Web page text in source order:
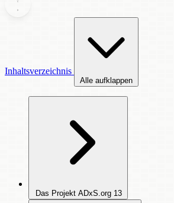
Inhaltsverzeichnis
Alle aufklappen
Das Projekt ADxS.org 13